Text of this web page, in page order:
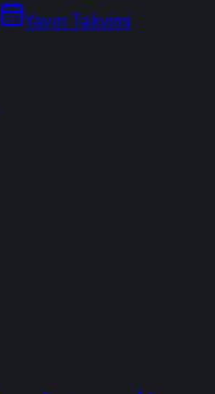
Yayın Takvimi